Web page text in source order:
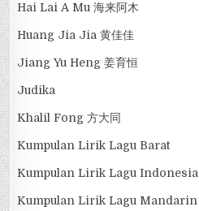
Hai Lai A Mu 海来阿木
Huang Jia Jia 黄佳佳
Jiang Yu Heng 姜育恒
Judika
Khalil Fong 方大同
Kumpulan Lirik Lagu Barat
Kumpulan Lirik Lagu Indonesia
Kumpulan Lirik Lagu Mandarin